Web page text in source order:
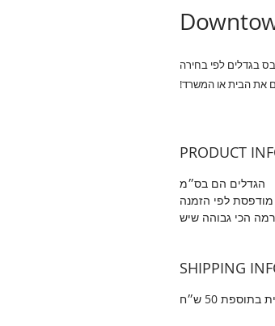
בגדלים לפי בחירה
את הבית או המשרד!
PRODUCT
הגדלים הם בס״מ
לפי הזמנה
הכי גבוהה שיש
SHIPPING
50 ש״ח